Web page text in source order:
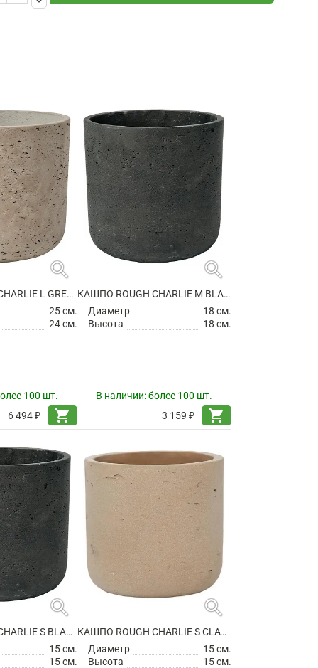
search
КАШПО ROUGH CHARLIE L GREY WASHED
25 см.
24 см.
100 шт.
6 494 ₽
shopping_cart
search
КАШПО ROUGH CHARLIE M BLACK WASHED
Диаметр
18 см.
Высота
18 см.
В наличии:более 100 шт.
3 159 ₽
shopping_cart
search
КАШПО ROUGH CHARLIE S BLACK WASHED
15 см.
15 см.
search
КАШПО ROUGH CHARLIE S CLAY WASHED
Диаметр
15 см.
Высота
15 см.